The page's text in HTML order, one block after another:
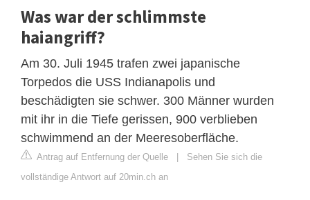
Was war der schlimmste
haiangriff?
Am 30. Juli 1945 trafen zwei japanische
Torpedos die USS Indianapolis und
beschädigten sie schwer. 300 Männer wurden
mit ihr in die Tiefe gerissen, 900 verblieben
schwimmend an der Meeresoberfläche.
Antrag auf Entfernung der Quelle | Sehen Sie sich die
vollständige Antwort auf 20min.ch an